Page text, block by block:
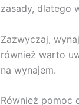
zasady, dlatego
Zazwyczaj,
również warto
na wynajem.
Również pomoc